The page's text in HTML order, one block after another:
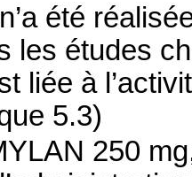
été
les études
liée à
5.3)
250